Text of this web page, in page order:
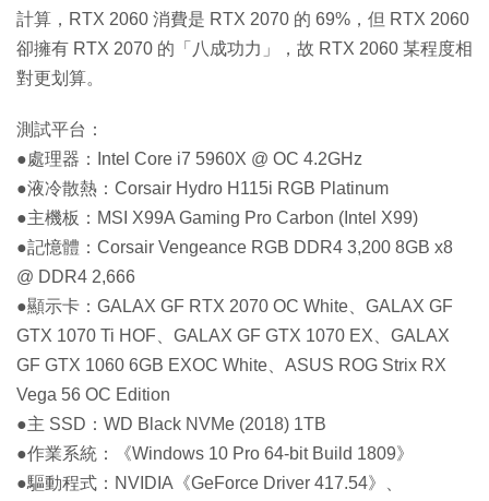
計算，RTX 2060 消費是 RTX 2070 的 69%，但 RTX 2060
卻擁有 RTX 2070 的「八成功力」，故 RTX 2060 某程度相
對更划算。
測試平台：
●處理器：Intel Core i7 5960X @ OC 4.2GHz
●液冷散熱：Corsair Hydro H115i RGB Platinum
●主機板：MSI X99A Gaming Pro Carbon (Intel X99)
●記憶體：Corsair Vengeance RGB DDR4 3,200 8GB x8
@ DDR4 2,666
●顯示卡：GALAX GF RTX 2070 OC White、GALAX GF
GTX 1070 Ti HOF、GALAX GF GTX 1070 EX、GALAX
GF GTX 1060 6GB EXOC White、ASUS ROG Strix RX
Vega 56 OC Edition
●主 SSD：WD Black NVMe (2018) 1TB
●作業系統：《Windows 10 Pro 64-bit Build 1809》
●驅動程式：NVIDIA《GeForce Driver 417.54》、